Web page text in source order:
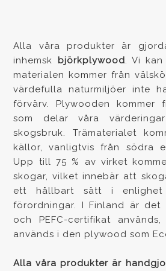
Alla våra produkter är
inhemsk björkplywood . Vi
materialen kommer från
värdefulla naturmiljöer inte
förvärv. Plywooden kommer
som delar våra
skogsbruk. Trämaterialet
källor, vanligtvis från södra
Upp till 75 % av virket
skogar, vilket innebär att
ett hållbart sätt i
förordningar. I Finland är det
och PEFC-certifikat
används i den plywood som
Alla våra produkter är